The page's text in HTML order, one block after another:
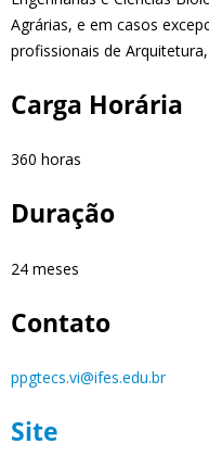
Agrárias, e em casos
profissionais de
Carga Horária
360 horas
Duração
24 meses
Contato
ppgtecs.vi@ifes.edu.br
Site